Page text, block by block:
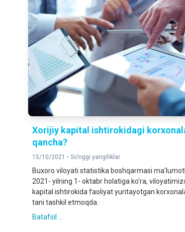
Xorijiy kapital ishtirokidagi
qancha?
15/10/2021 • So'nggi yangiliklar
Buxoro viloyati statistika boshqarmasi
2021- yilning 1- oktabr holatiga ko'ra,
kapital ishtirokida faoliyat yuritayotgan
tani tashkil etmoqda.
Batafsil ...